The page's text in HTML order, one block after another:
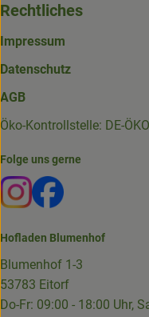
Rechtliches
Impressum
Datenschutz
AGB
Öko-Kontrollstelle: DE-
Folge uns gerne
Externer Link zu
Externer Link
Hofladen Blumenhof
Blumenhof 1-3
53783 Eitorf
Do-Fr: 09:00 - 18:00 Uhr,